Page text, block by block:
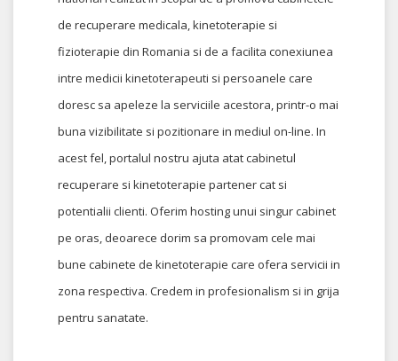
de recuperare medicala, kinetoterapie si
fizioterapie din Romania si de a facilita conexiunea
intre medicii kinetoterapeuti si persoanele care
doresc sa apeleze la serviciile acestora, printr-o mai
buna vizibilitate si pozitionare in mediul on-line. In
acest fel, portalul nostru ajuta atat cabinetul
recuperare si kinetoterapie partener cat si
potentialii clienti. Oferim hosting unui singur cabinet
pe oras, deoarece dorim sa promovam cele mai
bune cabinete de kinetoterapie care ofera servicii in
zona respectiva. Credem in profesionalism si in grija
pentru sanatate.